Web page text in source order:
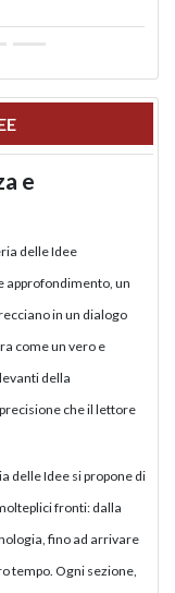
e
delle Idee
approfondimento, un
in un dialogo
come un vero e
della
che il lettore
delle Idee si propone di
fronti: dalla
fino ad arrivare
tempo. Ogni sezione,